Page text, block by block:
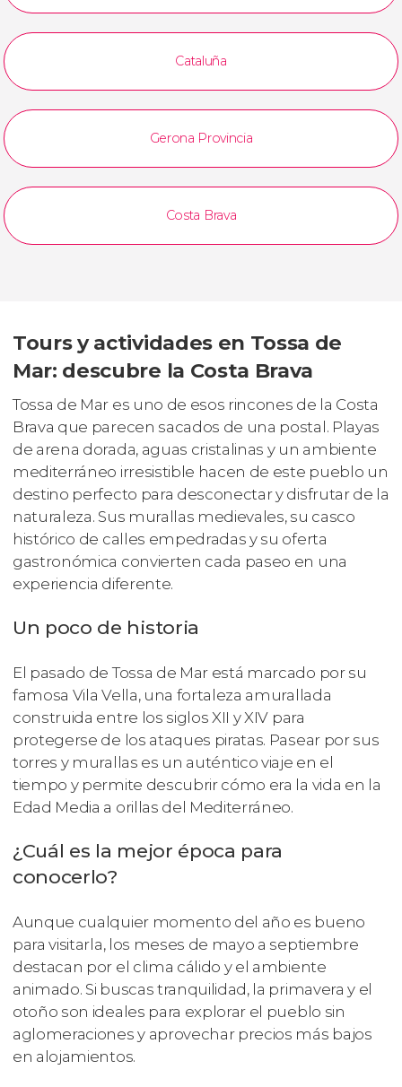
Cataluña
Gerona Provincia
Costa Brava
Tours y actividades en Tossa de
Mar: descubre la Costa Brava
Tossa de Mar es uno de esos rincones de la Costa
Brava que parecen sacados de una postal. Playas
de arena dorada, aguas cristalinas y un ambiente
mediterráneo irresistible hacen de este pueblo un
destino perfecto para desconectar y disfrutar de la
naturaleza. Sus murallas medievales, su casco
histórico de calles empedradas y su oferta
gastronómica convierten cada paseo en una
experiencia diferente.
Un poco de historia
El pasado de Tossa de Mar está marcado por su
famosa Vila Vella, una fortaleza amurallada
construida entre los siglos XII y XIV para
protegerse de los ataques piratas. Pasear por sus
torres y murallas es un auténtico viaje en el
tiempo y permite descubrir cómo era la vida en la
Edad Media a orillas del Mediterráneo.
¿Cuál es la mejor época para
conocerlo?
Aunque cualquier momento del año es bueno
para visitarla, los meses de mayo a septiembre
destacan por el clima cálido y el ambiente
animado. Si buscas tranquilidad, la primavera y el
otoño son ideales para explorar el pueblo sin
aglomeraciones y aprovechar precios más bajos
en alojamientos.